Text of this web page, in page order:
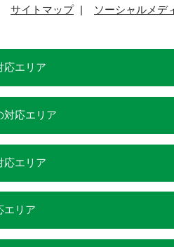
サイトマップ ソーシャルメデ
応エリア
対応エリア
応エリア
エリア